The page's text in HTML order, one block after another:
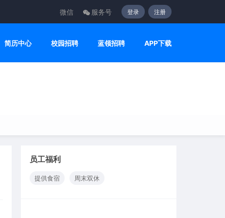
微信 服务号 登录 注册
简历中心 校园招聘 蓝领招聘 APP下载
员工福利
提供食宿 周末双休